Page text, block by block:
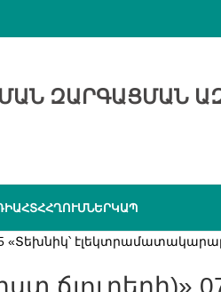
ԶԱՐԳԱՑՄԱՆ
ՀՏՀՀՂՈՒՄՆԵՐԿԱՊ
«Տեխնիկ՝